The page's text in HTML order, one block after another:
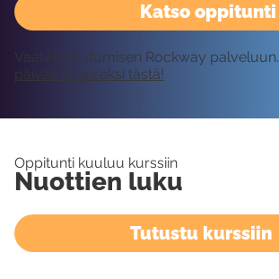
Katso oppitunti
Vaatii kirjautumisen Rockway palveluun.
päivää ilmaiseksi tästä!
Oppitunti kuuluu kurssiin
Nuottien luku
Tutustu kurssiin